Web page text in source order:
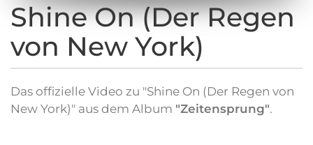
Shine On (Der Regen
von New York)
Das offizielle Video zu "Shine On (Der Regen von
New York)" aus dem Album "Zeitensprung".